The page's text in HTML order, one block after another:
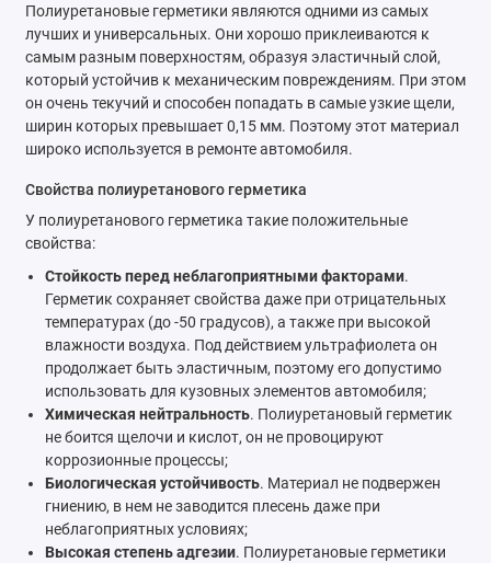
Полиуретановые герметики являются одними из самых
лучших и универсальных. Они хорошо приклеиваются к
самым разным поверхностям, образуя эластичный слой,
который устойчив к механическим повреждениям. При этом
он очень текучий и способен попадать в самые узкие щели,
ширин которых превышает 0,15 мм. Поэтому этот материал
широко используется в ремонте автомобиля.
Свойства полиуретанового герметика
У полиуретанового герметика такие положительные
свойства:
Стойкость перед неблагоприятными факторами.
Герметик сохраняет свойства даже при отрицательных
температурах (до -50 градусов), а также при высокой
влажности воздуха. Под действием ультрафиолета он
продолжает быть эластичным, поэтому его допустимо
использовать для кузовных элементов автомобиля;
Химическая нейтральность. Полиуретановый герметик
не боится щелочи и кислот, он не провоцируют
коррозионные процессы;
Биологическая устойчивость. Материал не подвержен
гниению, в нем не заводится плесень даже при
неблагоприятных условиях;
Высокая степень адгезии. Полиуретановые герметики